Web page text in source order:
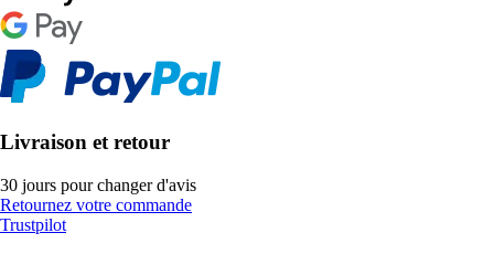
Livraison et retour
30 jours pour changer d'avis
Retournez votre commande
Trustpilot